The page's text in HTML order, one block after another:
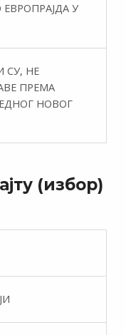
У
СУ, НЕ
ПРЕМА
НОВОГ
(избор)